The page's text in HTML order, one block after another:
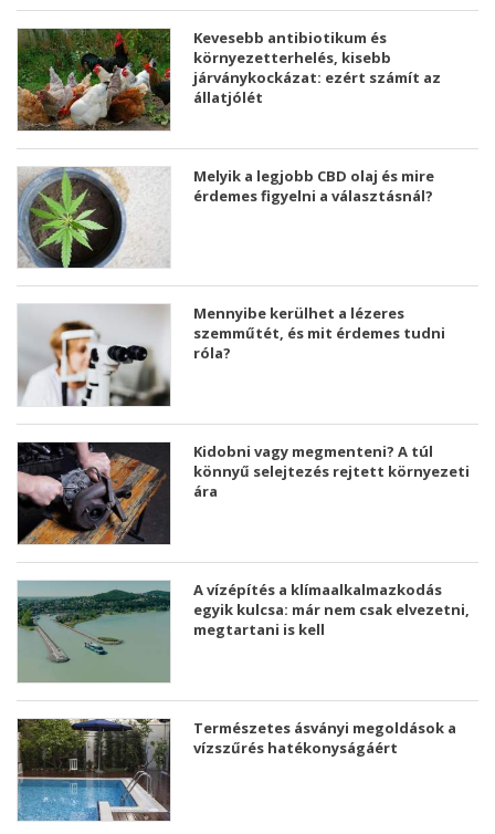
Kevesebb antibiotikum és
környezetterhelés, kisebb
járványkockázat: ezért számít az
állatjólét
Melyik a legjobb CBD olaj és mire
érdemes figyelni a választásnál?
Mennyibe kerülhet a lézeres
szemműtét, és mit érdemes tudni
róla?
Kidobni vagy megmenteni? A túl
könnyű selejtezés rejtett környezeti
ára
A vízépítés a klímaalkalmazkodás
egyik kulcsa: már nem csak elvezetni,
megtartani is kell
Természetes ásványi megoldások a
vízszűrés hatékonyságáért